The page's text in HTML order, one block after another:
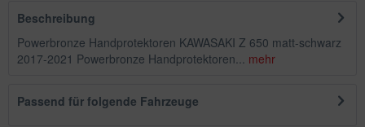
Beschreibung
Powerbronze Handprotektoren KAWASAKI Z 650 matt-schwarz
2017-2021 Powerbronze Handprotektoren... mehr
Passend für folgende Fahrzeuge